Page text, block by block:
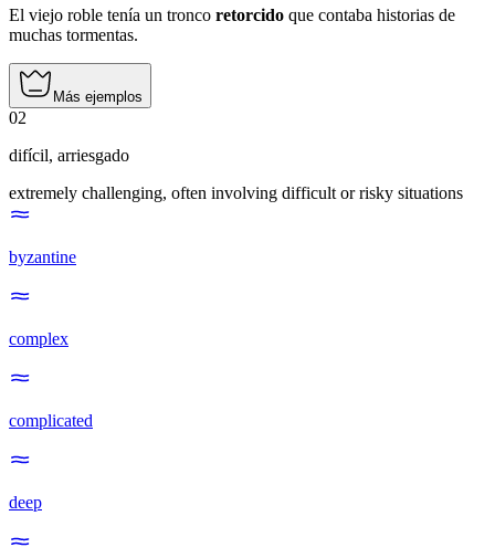
El viejo roble tenía un tronco retorcido que contaba historias de
muchas tormentas.
Más ejemplos
02
difícil, arriesgado
extremely challenging, often involving difficult or risky situations
byzantine
complex
complicated
deep